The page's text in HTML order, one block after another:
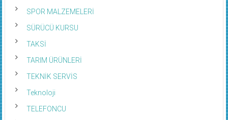
SPOR MALZEMELERİ
SÜRÜCÜ KURSU
TAKSİ
TARIM ÜRÜNLERİ
TEKNİK SERVİS
Teknoloji
TELEFONCU